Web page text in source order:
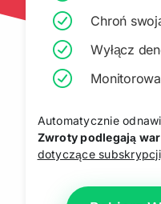
Chroń
Wyłącz
Automatycznie
Zwroty podlegają
dotyczące